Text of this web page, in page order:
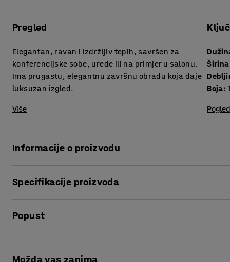
Pregled
Elegantan, ravan i izdržljiv tepih, savršen za
konferencijske sobe, urede ili na primjer u salonu.
Ima prugastu, elegantnu završnu obradu koja daje
luksuzan izgled.
Više
Širina
Boja:
Informacije o proizvodu
savršena opcija za konferencijske sobe koje se koriste
koji naglašava prostor.
Specifikacije proizvoda
Širina: 2400
Materijal
Poliamid
Popust
Možda vas zanima